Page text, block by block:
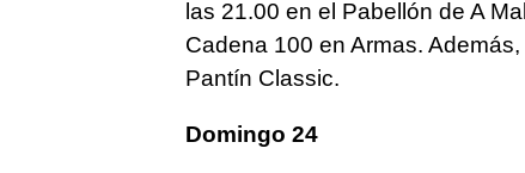
las 21.00 en el Pabellón de A
Cadena 100 en Armas.
Pantín Classic.
Domingo 24